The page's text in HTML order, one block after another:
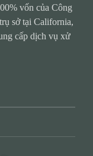
vốn của Công
sở tại California,
cấp dịch vụ xử